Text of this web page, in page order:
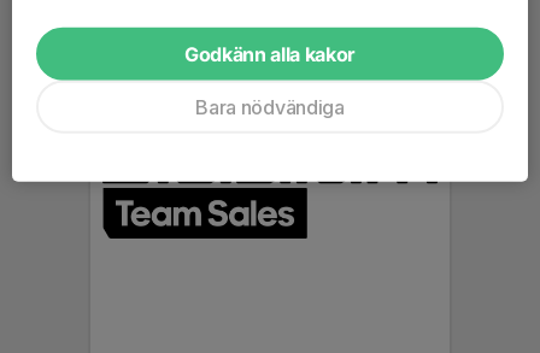
Godkänn alla kakor
Bara nödvändiga